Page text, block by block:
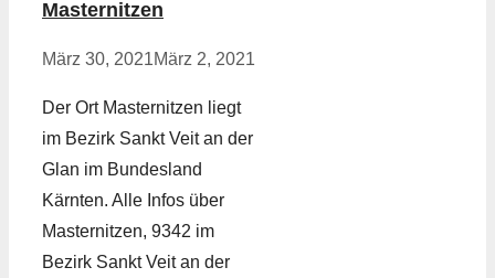
Masternitzen
März 30, 2021März 2, 2021
Der Ort Masternitzen liegt
im Bezirk Sankt Veit an der
Glan im Bundesland
Kärnten. Alle Infos über
Masternitzen, 9342 im
Bezirk Sankt Veit an der